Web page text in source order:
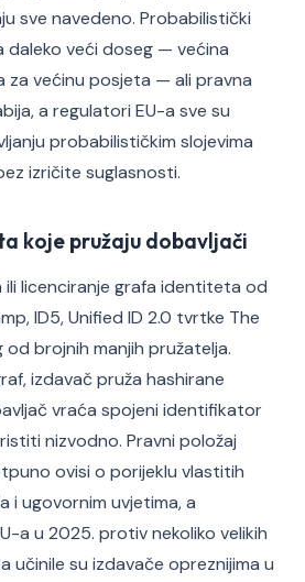
sve navedeno. Probabilistički
daleko veći doseg — većina
za većinu posjeta — ali pravna
a regulatori EU-a sve su
probabilističkim slojevima
izričite suglasnosti.
koje pružaju dobavljači
licenciranje grafa identiteta od
ID5, Unified ID 2.0 tvrtke The
od brojnih manjih pružatelja.
izdavač pruža hashirane
vraća spojeni identifikator
nizvodno. Pravni položaj
ovisi o porijeklu vlastitih
i ugovornim uvjetima, a
a u 2025. protiv nekoliko velikih
učinile su izdavače opreznijima u